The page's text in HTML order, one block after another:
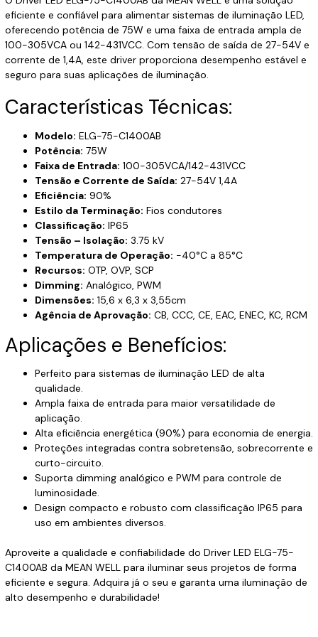
eficiente e confiável para alimentar sistemas de iluminação LED,
oferecendo potência de 75W e uma faixa de entrada ampla de
100-305VCA ou 142-431VCC. Com tensão de saída de 27-54V e
corrente de 1,4A, este driver proporciona desempenho estável e
seguro para suas aplicações de iluminação.
Características Técnicas:
Modelo: ELG-75-C1400AB
Potência: 75W
Faixa de Entrada: 100-305VCA/142-431VCC
Tensão e Corrente de Saída: 27-54V 1,4A
Eficiência: 90%
Estilo da Terminação: Fios condutores
Classificação: IP65
Tensão – Isolação: 3.75 kV
Temperatura de Operação: -40°C a 85°C
Recursos: OTP, OVP, SCP
Dimming: Analógico, PWM
Dimensões: 15,6 x 6,3 x 3,55cm
Agência de Aprovação: CB, CCC, CE, EAC, ENEC, KC, RCM
Aplicações e Benefícios:
Perfeito para sistemas de iluminação LED de alta
qualidade.
Ampla faixa de entrada para maior versatilidade de
aplicação.
Alta eficiência energética (90%) para economia de energia.
Proteções integradas contra sobretensão, sobrecorrente e
curto-circuito.
Suporta dimming analógico e PWM para controle de
luminosidade.
Design compacto e robusto com classificação IP65 para
uso em ambientes diversos.
Aproveite a qualidade e confiabilidade do Driver LED ELG-75-
C1400AB da MEAN WELL para iluminar seus projetos de forma
eficiente e segura. Adquira já o seu e garanta uma iluminação de
alto desempenho e durabilidade!